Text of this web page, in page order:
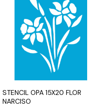
STENCIL OPA 15X20 FLOR
NARCISO